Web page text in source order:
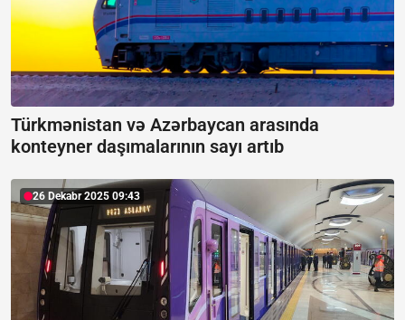
Türkmənistan və Azərbaycan arasında
konteyner daşımalarının sayı artıb
26 Dekabr 2025 09:43